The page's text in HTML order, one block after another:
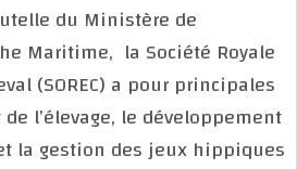
la tutelle du Ministère de
Pêche Maritime, la Société
Cheval (SOREC) a pour
de l’élevage, le
et la gestion des jeux